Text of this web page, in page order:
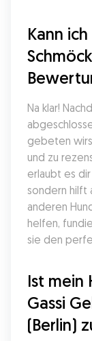
Kann
Na klar!
gebeten
und zu
erlaubt es
sondern hilft
anderen
helfen,
sie den
Ist mein
Gassi
(Berlin)